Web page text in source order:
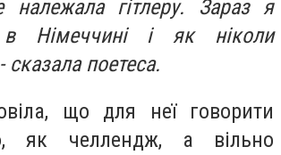
належала гітлеру. Зараз я
в Німеччині і як ніколи
поетеса.
що для неї говорити
як челлендж, а вільно